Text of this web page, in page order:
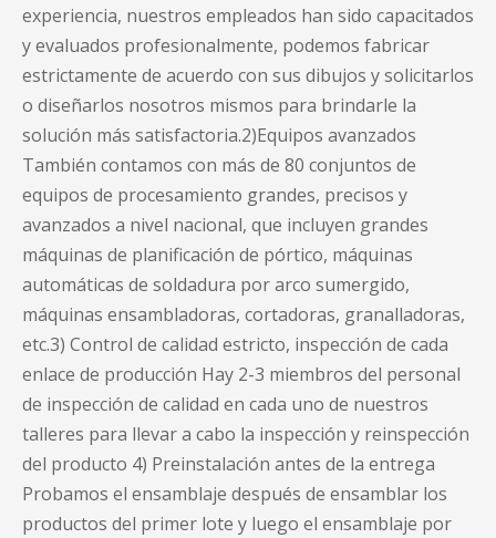
experiencia, nuestros empleados han sido capacitados
y evaluados profesionalmente, podemos fabricar
estrictamente de acuerdo con sus dibujos y solicitarlos
o diseñarlos nosotros mismos para brindarle la
solución más satisfactoria.2)Equipos avanzados
También contamos con más de 80 conjuntos de
equipos de procesamiento grandes, precisos y
avanzados a nivel nacional, que incluyen grandes
máquinas de planificación de pórtico, máquinas
automáticas de soldadura por arco sumergido,
máquinas ensambladoras, cortadoras, granalladoras,
etc.3) Control de calidad estricto, inspección de cada
enlace de producción Hay 2-3 miembros del personal
de inspección de calidad en cada uno de nuestros
talleres para llevar a cabo la inspección y reinspección
del producto 4) Preinstalación antes de la entrega
Probamos el ensamblaje después de ensamblar los
productos del primer lote y luego el ensamblaje por